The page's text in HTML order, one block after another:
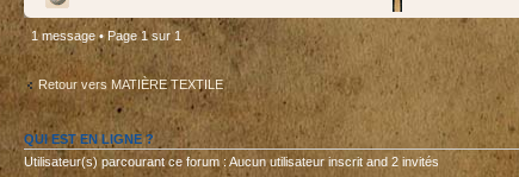
1 message • Page1sur1
Retour vers MATIÈRE TEXTILE
QUI EST EN LIGNE ?
Utilisateur(s) parcourant ce forum : Aucun utilisateur inscrit and 2 invités